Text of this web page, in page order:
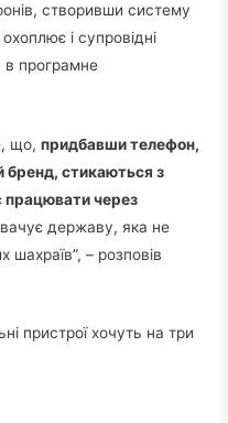
створивши систему
і супровідні
в програмне
що,придбавши телефон,
бренд, стикаються з
працювати через
державу, яка не
шахраїв”, – розповів
пристрої хочуть на три